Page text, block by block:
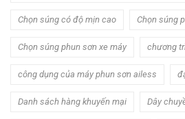
Chọn súng có độ mịn cao Chọn súng
Chọn súng phun sơn xe máy chương
công dụng của máy phun sơn ailess
Danh sách hàng khuyến mại Dây